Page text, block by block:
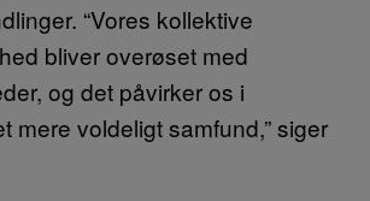
“Vores kollektive
bliver overøset med
og det påvirker os i
mere voldeligt samfund,” siger